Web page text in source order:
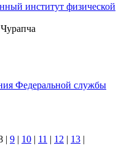
институт физической
Федеральной службы
| 9 | 10 | 11 | 12 | 13 |